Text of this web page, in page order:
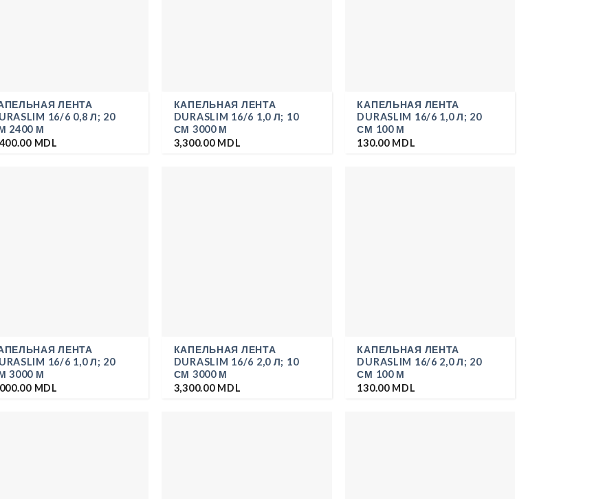
ЛЕНТА
16/6 0,8 Л; 20
2400 М
MDL
КАПЕЛЬНАЯ ЛЕНТА
DURASLIM 16/6 1,0 Л; 10
СМ 3000 М
3,300.00 MDL
КАПЕЛЬНАЯ ЛЕНТА
DURASLIM 16/6 1,0 Л; 20
СМ 100 М
130.00 MDL
ЛЕНТА
16/6 1,0 Л; 20
3000 М
MDL
КАПЕЛЬНАЯ ЛЕНТА
DURASLIM 16/6 2,0 Л; 10
СМ 3000 М
3,300.00 MDL
КАПЕЛЬНАЯ ЛЕНТА
DURASLIM 16/6 2,0 Л; 20
СМ 100 М
130.00 MDL